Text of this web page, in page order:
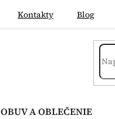
Kontakty Blog
OBUV A OBLEČENIE